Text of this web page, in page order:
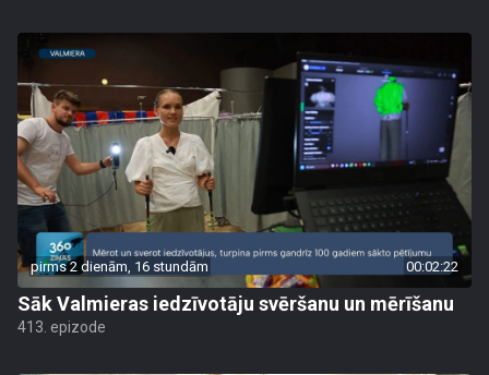
pirms 2 dienām, 16 stundām 00:02:22
Sāk Valmieras iedzīvotāju svēršanu un mērīšanu
413. epizode